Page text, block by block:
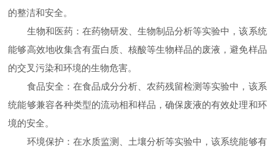
的整洁和安全。
生物和医药：在药物研发、生物制品分析等实验中，该系统
能够高效地收集含有蛋白质、核酸等生物样品的废液，避免样品
的交叉污染和环境的生物危害。
食品安全：在食品成分分析、农药残留检测等实验中，该系
统能够兼容各种类型的流动相和样品，确保废液的有效处理和环
境的安全。
环境保护：在水质监测、土壤分析等实验中，该系统能够有